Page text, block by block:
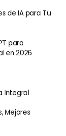
de IA para Tu
para
en 2026
Integral
Mejores